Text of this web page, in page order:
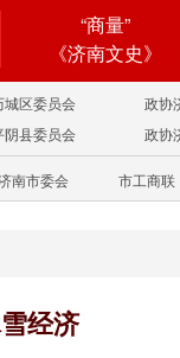
“商量”
《济南文史》
城区委员会
政协
阴县委员会 政协
南市委会 市工商联
经济